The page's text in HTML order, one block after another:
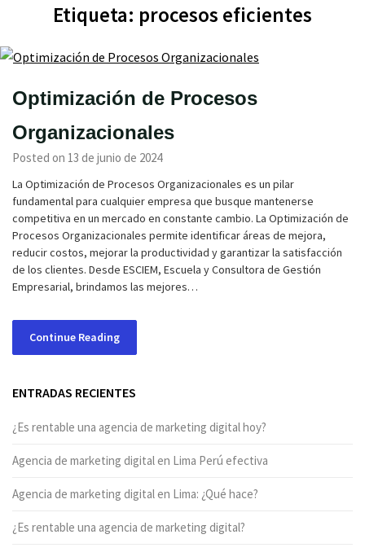
Etiqueta: procesos eficientes
Optimización de Procesos
Organizacionales
Posted on 13 de junio de 2024
La Optimización de Procesos Organizacionales es un pilar
fundamental para cualquier empresa que busque mantenerse
competitiva en un mercado en constante cambio. La Optimización de
Procesos Organizacionales permite identificar áreas de mejora,
reducir costos, mejorar la productividad y garantizar la satisfacción
de los clientes. Desde ESCIEM, Escuela y Consultora de Gestión
Empresarial, brindamos las mejores…
Continue Reading
ENTRADAS RECIENTES
¿Es rentable una agencia de marketing digital hoy?
Agencia de marketing digital en Lima Perú efectiva
Agencia de marketing digital en Lima: ¿Qué hace?
¿Es rentable una agencia de marketing digital?